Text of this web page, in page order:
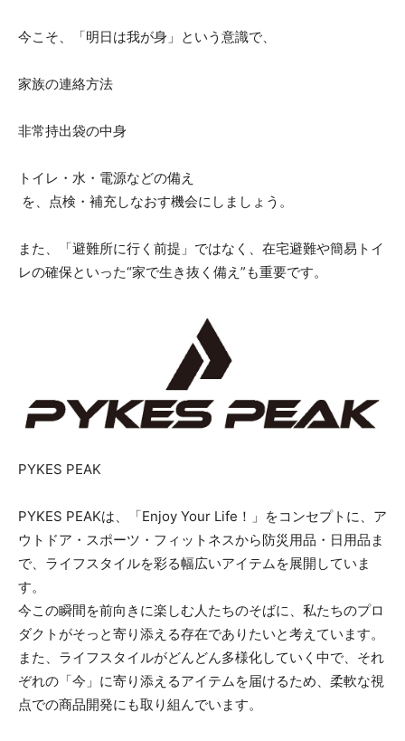
今こそ、「明日は我が身」という意識で、
家族の連絡方法
非常持出袋の中身
トイレ・水・電源などの備え
を、点検・補充しなおす機会にしましょう。
また、「避難所に行く前提」ではなく、在宅避難や簡易トイ
レの確保といった“家で生き抜く備え”も重要です。
PYKES PEAK
PYKES PEAKは、「Enjoy Your Life！」をコンセプトに、ア
ウトドア・スポーツ・フィットネスから防災用品・日用品ま
で、ライフスタイルを彩る幅広いアイテムを展開していま
す。
今この瞬間を前向きに楽しむ人たちのそばに、私たちのプロ
ダクトがそっと寄り添える存在でありたいと考えています。
また、ライフスタイルがどんどん多様化していく中で、それ
ぞれの「今」に寄り添えるアイテムを届けるため、柔軟な視
点での商品開発にも取り組んでいます。